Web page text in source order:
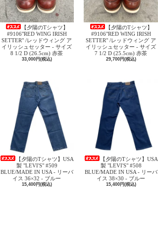
【夕陽のTシャツ】
#9106"RED WING IRISH
SETTER" /レッドウィング ア
イリッシュセッター - サイズ
8 1/2 D (26.5cm) 赤茶
33,000円(税込)
【夕陽のTシャツ】
#9106"RED WING IRISH
SETTER" /レッドウィング ア
イリッシュセッター - サイズ
7 1/2 D (25.5cm) 赤茶
29,700円(税込)
【夕陽のTシャツ】USA
製 "LEVI'S" #509
BLUE/MADE IN USA - リーバ
イス 36×32 - ブルー
15,400円(税込)
【夕陽のTシャツ】USA
製 "LEVI'S" #508
BLUE/MADE IN USA - リーバ
イス 38×30 - ブルー
15,400円(税込)